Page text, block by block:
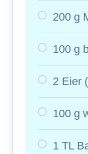
200 g
100 g
2 Eier
100 g
1 TL